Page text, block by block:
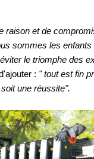
raison et de
sommes les
le triomphe des
: " tout est fin
une réussite".